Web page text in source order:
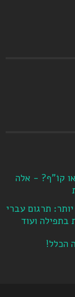
קוֹ"ף? - אלה
תרגום עברי
בתפילה ועוד